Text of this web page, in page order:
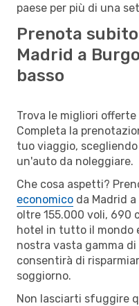
paese per più di una
Prenota
Madrid a
basso
Trova le migliori offerte
Completa la
tuo viaggio,
un'auto da noleggiare.
Che cosa aspetti?
economico da Madrid
oltre 155.000 voli, 690
hotel in tutto il mondo
nostra vasta gamma
consentirà di
soggiorno.
Non lasciarti sfuggire